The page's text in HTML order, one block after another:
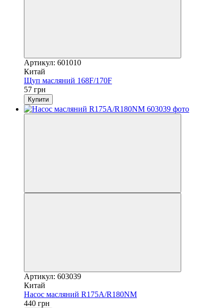
Артикул: 601010
Китай
Щуп масляний 168F/170F
57 грн
Купити
Артикул: 603039
Китай
Насос масляний R175A/R180NM
440 грн